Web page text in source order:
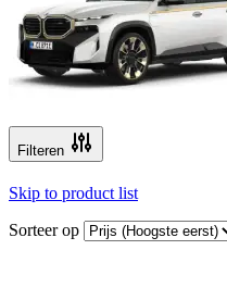
Filteren
Skip to product list
Sorteer op